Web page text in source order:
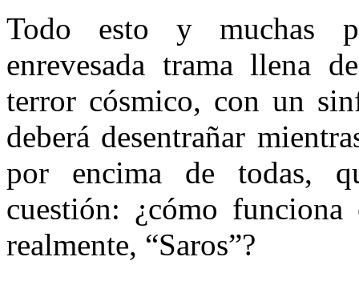
Todo esto y muchas
enrevesada trama llena
terror cósmico, con un
deberá desentrañar
por encima de todas,
cuestión: ¿cómo
realmente, “Saros”?